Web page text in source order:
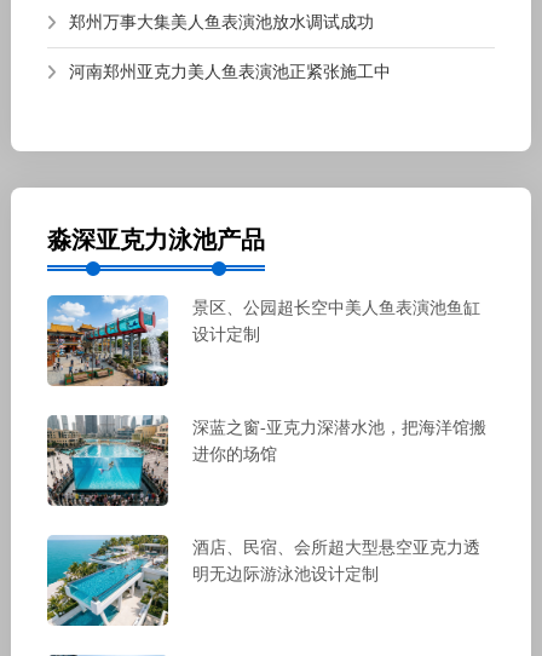
郑州万事大集美人鱼表演池放水调试成功
河南郑州亚克力美人鱼表演池正紧张施工中
淼深亚克力泳池产品
景区、公园超长空中美人鱼表演池鱼缸
设计定制
深蓝之窗-亚克力深潜水池，把海洋馆搬
进你的场馆
酒店、民宿、会所超大型悬空亚克力透
明无边际游泳池设计定制